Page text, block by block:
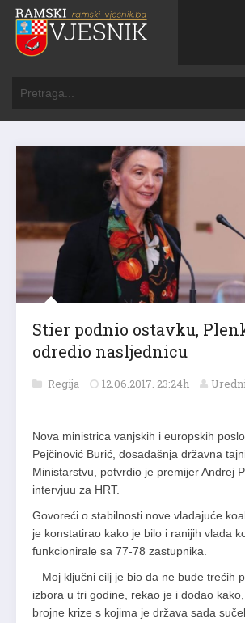
Stier podnio ostavku,
odredio nasljednicu
Regija 12.06.2017. 23:24h
Nova ministrica vanjskih i europskih
Pejčinović Burić, dosadašnja državna
Ministarstvu, potvrdio je premijer Andrej
intervjuu za HRT.
Govoreći o stabilnosti nove vladajuće
je konstatirao kako je bilo i ranijih vlada
funkcionirale sa 77-78 zastupnika.
– Moj ključni cilj je bio da ne bude trećih
izbora u tri godine, rekao je i dodao
brojne krize s kojima je država sada